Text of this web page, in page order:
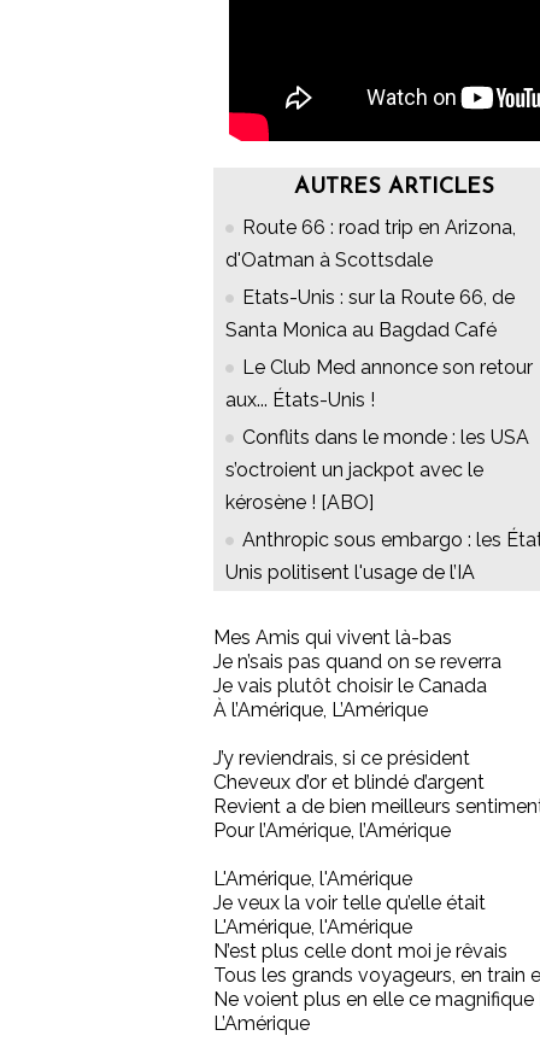
AUTRES ARTICLES
Route 66 : road trip en Arizona,
d'Oatman à Scottsdale
Etats-Unis : sur la Route 66, de
Santa Monica au Bagdad Café
Le Club Med annonce son retour
aux... États-Unis !
Conflits dans le monde : les USA
s’octroient un jackpot avec le
kérosène ! [ABO]
Anthropic sous embargo : les
Unis politisent l'usage de l’IA
Mes Amis qui vivent là-bas
Je n’sais pas quand on se reverra
Je vais plutôt choisir le Canada
À l’Amérique, L’Amérique
J’y reviendrais, si ce président
Cheveux d’or et blindé d’argent
Revient a de bien meilleurs
Pour l’Amérique, l’Amérique
L'Amérique, l'Amérique
Je veux la voir telle qu’elle était
L'Amérique, l'Amérique
N’est plus celle dont moi je rêvais
Tous les grands voyageurs, en train
Ne voient plus en elle ce magnifique
L’Amérique